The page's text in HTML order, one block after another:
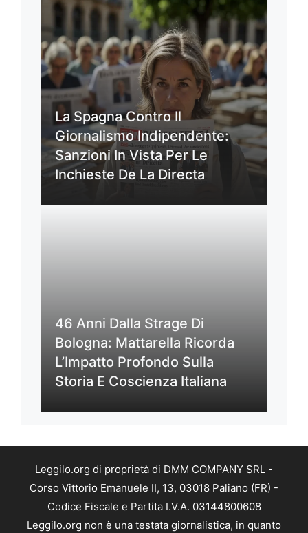
La Spagna Contro Il
Giornalismo Indipendente:
Sanzioni In Vista Per Le
Inchieste De La Directa
46 Anni Dalla Strage Di
Bologna: Mattarella Ricorda
L’Impatto Profondo Sulla
Storia E Coscienza Italiana
Leggilo.org di proprietà di DMM COMPANY SRL -
Corso Vittorio Emanuele II, 13, 03018 Paliano (FR) -
Codice Fiscale e Partita I.V.A. 03144800608
Leggilo.org non è una testata giornalistica, in quanto